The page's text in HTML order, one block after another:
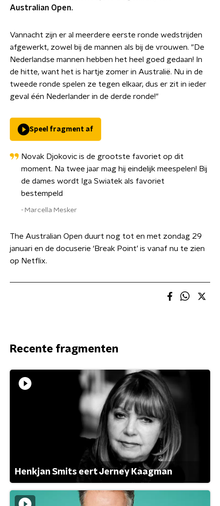
Australian Open.
Vannacht zijn er al meerdere eerste ronde wedstrijden
afgewerkt, zowel bij de mannen als bij de vrouwen. "De
Nederlandse mannen hebben het heel goed gedaan! In
de hitte, want het is hartje zomer in Australië. Nu in de
tweede ronde spelen ze tegen elkaar, dus er zit in ieder
geval één Nederlander in de derde ronde!"
Speel fragment af
Novak Djokovic is de grootste favoriet op dit
moment. Na twee jaar mag hij eindelijk meespelen! Bij
de dames wordt Iga Swiatek als favoriet
bestempeld
Marcella Mesker
The Australian Open duurt nog tot en met zondag 29
januari en de docuserie ‘Break Point’ is vanaf nu te zien
op Netflix.
Recente fragmenten
Henkjan Smits eert Jerney Kaagman